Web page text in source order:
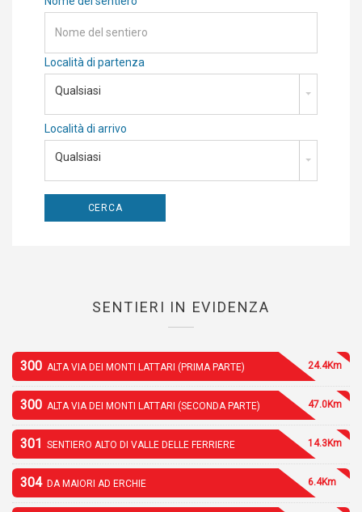
Località di partenza
Qualsiasi
Località di arrivo
Qualsiasi
SENTIERI IN EVIDENZA
300 ALTA VIA DEI MONTI LATTARI (PRIMA PARTE) 24.4Km
300 ALTA VIA DEI MONTI LATTARI (SECONDA PARTE) 47.0Km
301 SENTIERO ALTO DI VALLE DELLE FERRIERE 14.3Km
304 DA MAIORI AD ERCHIE 6.4Km